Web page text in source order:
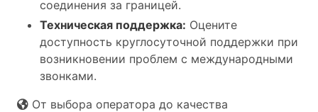
соединения за границей.
Техническая поддержка: Оцените
доступность круглосуточной поддержки при
возникновении проблем с международными
звонками.
От выбора оператора до качества